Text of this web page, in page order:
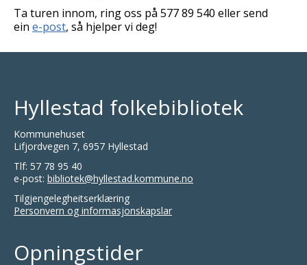
Ta turen innom, ring oss på 577 89 540 eller send
ein e-post, så hjelper vi deg!
Hyllestad folkebibliotek
Kommunehuset
Lifjordvegen 7, 6957 Hyllestad
Tlf: 57 78 95 40
e-post: bibliotek@hyllestad.kommune.no
Tilgjengelegheitserklæring
Personvern og informasjonskapslar
Opningstider